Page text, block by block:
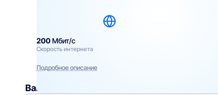
200Мбит/с
Скорость интернета
Подробное описание
Вам могут подойти